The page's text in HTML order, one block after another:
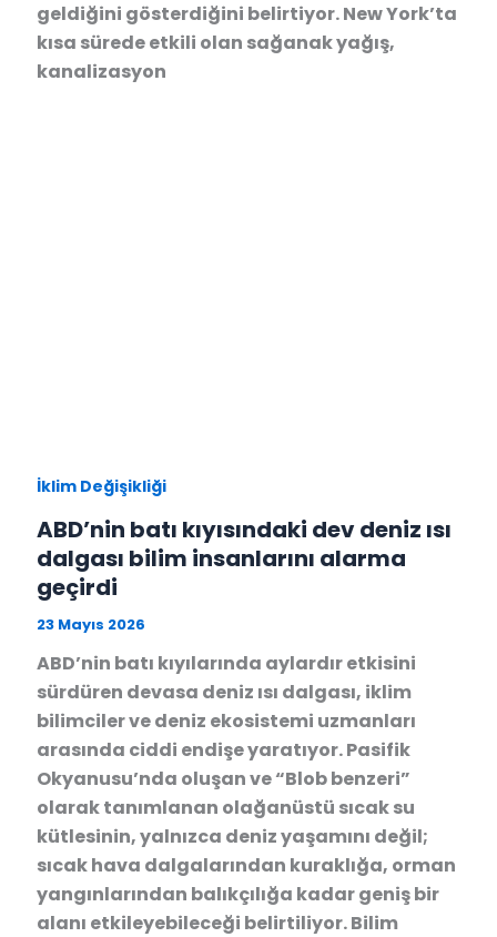
geldiğini gösterdiğini belirtiyor. New York’ta
kısa sürede etkili olan sağanak yağış,
kanalizasyon
İklim Değişikliği
ABD’nin batı kıyısındaki dev deniz ısı
dalgası bilim insanlarını alarma
geçirdi
23 Mayıs 2026
ABD’nin batı kıyılarında aylardır etkisini
sürdüren devasa deniz ısı dalgası, iklim
bilimciler ve deniz ekosistemi uzmanları
arasında ciddi endişe yaratıyor. Pasifik
Okyanusu’nda oluşan ve “Blob benzeri”
olarak tanımlanan olağanüstü sıcak su
kütlesinin, yalnızca deniz yaşamını değil;
sıcak hava dalgalarından kuraklığa, orman
yangınlarından balıkçılığa kadar geniş bir
alanı etkileyebileceği belirtiliyor. Bilim